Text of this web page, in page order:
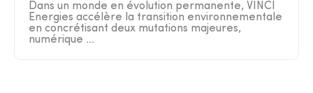
Dans un monde en évolution permanente, VINCI
Energies accélère la transition environnementale
en concrétisant deux mutations majeures,
numérique ...